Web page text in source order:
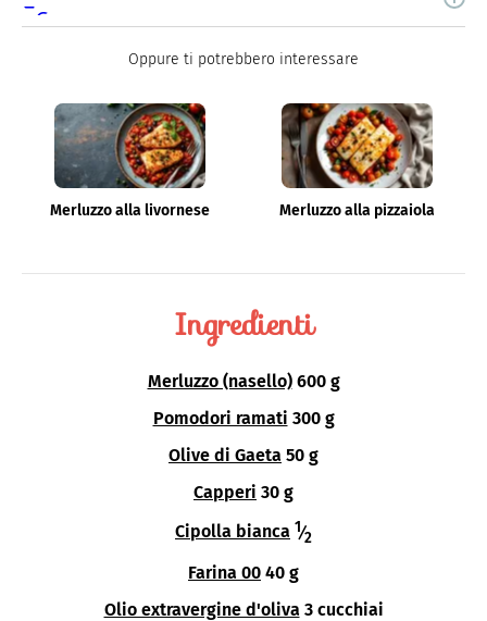
quale trovi idee veloci, facili e spiegate passo passo.
Oppure ti potrebbero interessare
Merluzzo alla livornese Merluzzo alla pizzaiola
Ingredienti
Merluzzo (nasello) 600 g
Pomodori ramati 300 g
Olive di Gaeta 50 g
Capperi 30 g
Cipolla bianca 1⁄2
Farina 00 40 g
Olio extravergine d'oliva 3 cucchiai